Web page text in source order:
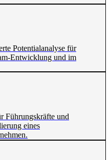
Potentialanalyse für
Entwicklung und im
Führungskräfte und
eines